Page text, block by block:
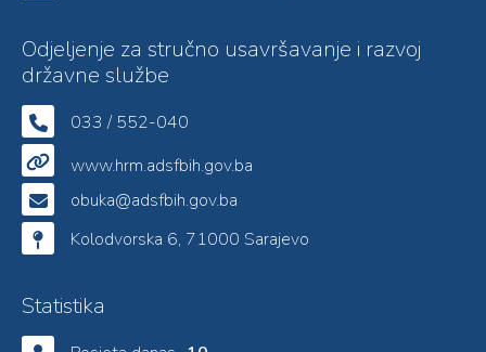
Odjeljenje za stručno usavršavanje i razvoj
državne službe
033 / 552-040
www.hrm.adsfbih.gov.ba
obuka@adsfbih.gov.ba
Kolodvorska 6, 71000 Sarajevo
Statistika